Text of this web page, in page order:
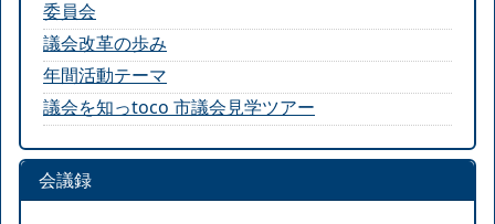
委員会
議会改革の歩み
年間活動テーマ
議会を知っtoco 市議会見学ツアー
会議録